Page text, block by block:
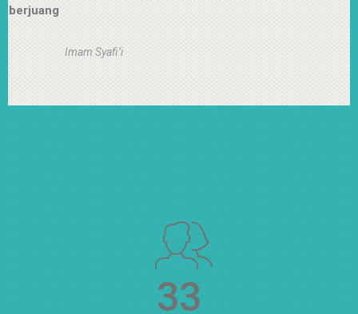
berjuang
Imam Syafi’i
33